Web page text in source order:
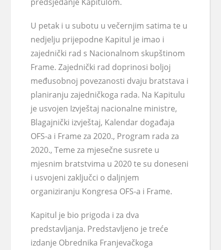
U petak i u subotu u večernjim satima te u
nedjelju prijepodne Kapitul je imao i
zajednički rad s Nacionalnom skupštinom
Frame. Zajednički rad doprinosi boljoj
međusobnoj povezanosti dvaju bratstava i
planiranju zajedničkoga rada. Na Kapitulu
je usvojen Izvještaj nacionalne ministre,
Blagajnički izvještaj, Kalendar događaja
OFS-a i Frame za 2020., Program rada za
2020., Teme za mjesečne susrete u
mjesnim bratstvima u 2020 te su doneseni
i usvojeni zaključci o daljnjem
organiziranju Kongresa OFS-a i Frame.
Kapitul je bio prigoda i za dva
predstavljanja. Predstavljeno je treće
izdanje Obrednika Franjevačkoga